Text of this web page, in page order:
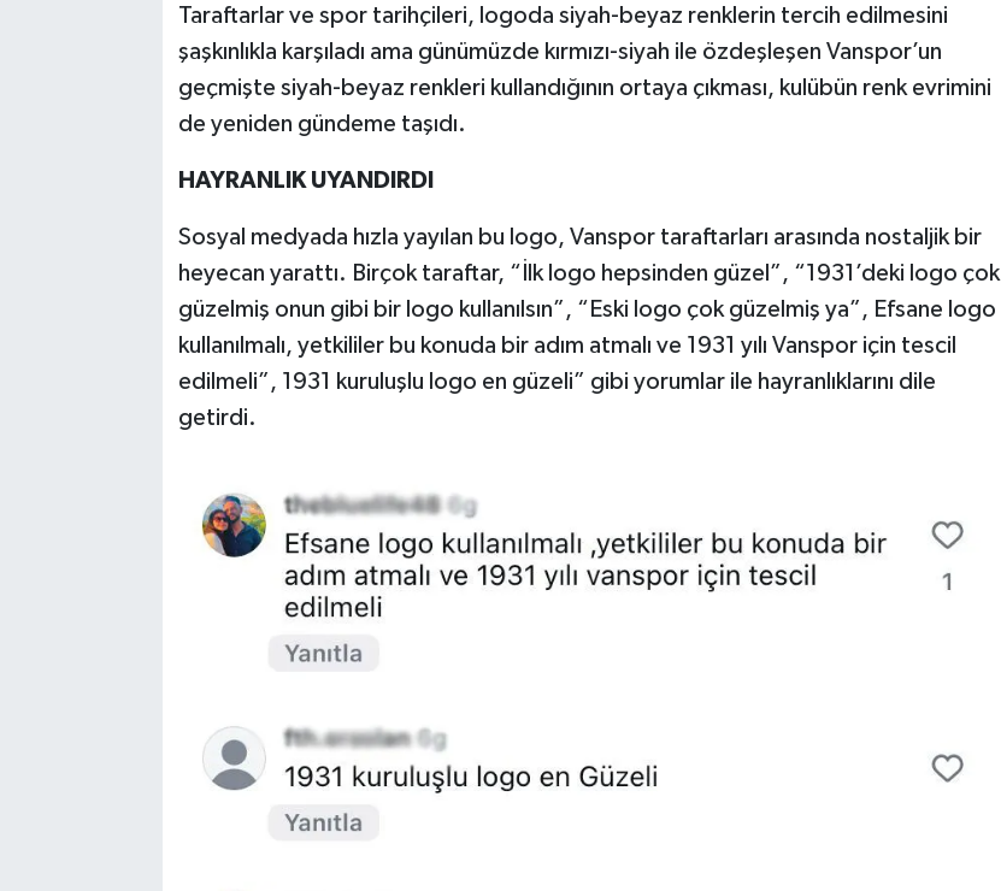
Taraftarlar ve spor tarihçileri, logoda siyah-beyaz renklerin tercih edilmesini
şaşkınlıkla karşıladı ama günümüzde kırmızı-siyah ile özdeşleşen Vanspor’un
geçmişte siyah-beyaz renkleri kullandığının ortaya çıkması, kulübün renk evrimini
de yeniden gündeme taşıdı.
HAYRANLIK UYANDIRDI
Sosyal medyada hızla yayılan bu logo, Vanspor taraftarları arasında nostaljik bir
heyecan yarattı. Birçok taraftar, “İlk logo hepsinden güzel”, “1931’deki logo çok
güzelmiş onun gibi bir logo kullanılsın”, “Eski logo çok güzelmiş ya”, Efsane logo
kullanılmalı, yetkililer bu konuda bir adım atmalı ve 1931 yılı Vanspor için tescil
edilmeli”, 1931 kuruluşlu logo en güzeli” gibi yorumlar ile hayranlıklarını dile
getirdi.